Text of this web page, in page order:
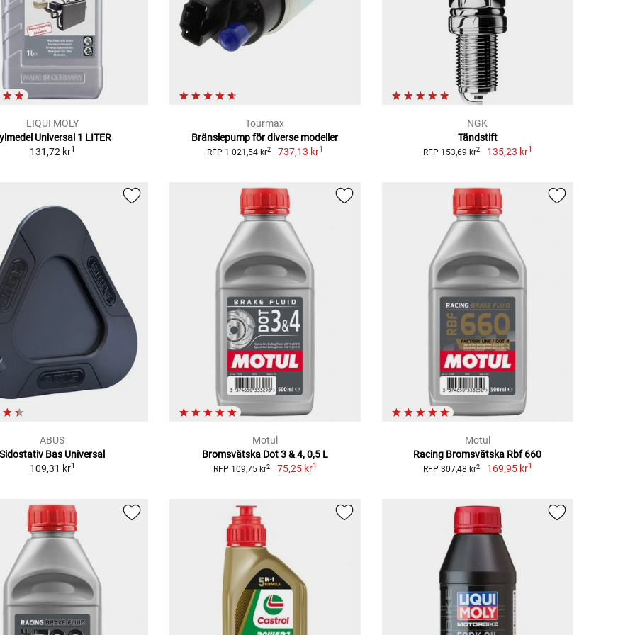
LIQUI MOLY
Universal 1 LITER
131,72 kr1
Tourmax
Bränslepump för diverse modeller
RFP 1 021,54 kr2 737,13 kr1
NGK
Tändstift
RFP 153,69 kr2 135,23 kr1
ABUS
Sidostativ Bas Universal
109,31 kr1
Motul
Bromsvätska Dot 3 & 4, 0,5 L
RFP 109,75 kr2 75,25 kr1
Motul
Racing Bromsvätska Rbf 660
RFP 307,48 kr2 169,95 kr1